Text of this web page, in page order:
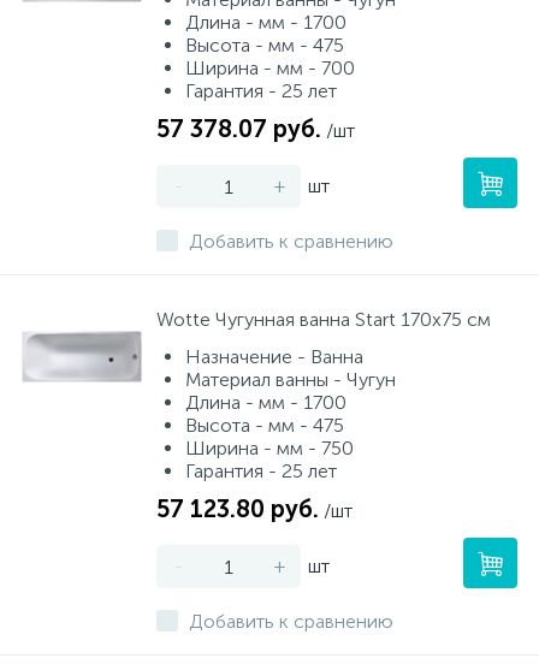
Длина - мм - 1700
Высота - мм - 475
Ширина - мм - 700
Гарантия - 25 лет
57 378.07 руб. /шт
- + шт
Добавить к сравнению
Wotte Чугунная ванна Start 170х75 см
Назначение - Ванна
Материал ванны - Чугун
Длина - мм - 1700
Высота - мм - 475
Ширина - мм - 750
Гарантия - 25 лет
57 123.80 руб. /шт
- + шт
Добавить к сравнению